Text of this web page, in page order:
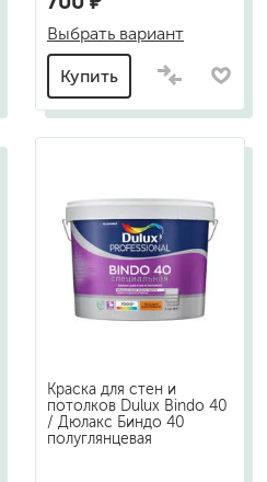
Выбрать вариант
Купить
Краска для стен и
потолков Dulux Bindo 40
/ Дюлакс Биндо 40
полуглянцевая